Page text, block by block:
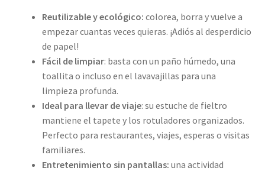
Reutilizable y ecológico: colorea, borra y vuelve a
empezar cuantas veces quieras. ¡Adiós al desperdicio
de papel!
Fácil de limpiar: basta con un paño húmedo, una
toallita o incluso en el lavavajillas para una
limpieza profunda.
Ideal para llevar de viaje: su estuche de fieltro
mantiene el tapete y los rotuladores organizados.
Perfecto para restaurantes, viajes, esperas o visitas
familiares.
Entretenimiento sin pantallas: una actividad